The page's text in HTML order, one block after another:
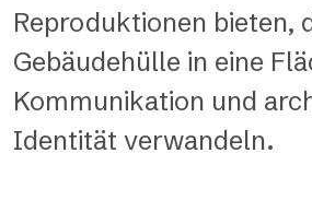
Reproduktionen bieten,
Gebäudehülle in eine
Kommunikation und
Identität verwandeln.